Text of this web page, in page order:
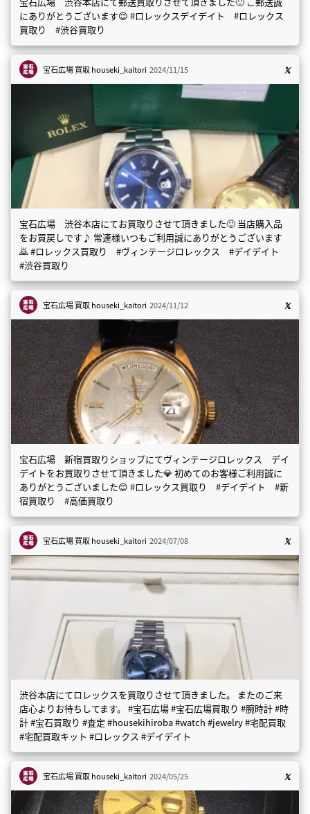
にありがとうございます😊 #ロレックスデイデイト #ロレックス
買取り #渋谷買取り
宝石広場 買取houseki_kaitori 2024/11/15
宝石広場 渋谷本店にてお買取りさせて頂きました🙂 当店購入品
をお買戻しです♪ 常連様いつもご利用誠にありがとうございます
🙇 #ロレックス買取り #ヴィンテージロレックス #デイデイト
#渋谷買取り
宝石広場 買取houseki_kaitori 2024/11/12
宝石広場 新宿買取りショップにてヴィンテージロレックス デイ
デイトをお買取りさせて頂きました💎 初めてのお客様ご利用誠に
ありがとうございました😊 #ロレックス買取り #デイデイト #新
宿買取り #高価買取り
宝石広場 買取houseki_kaitori 2024/07/08
渋谷本店にてロレックスを買取りさせて頂きました。 またのご来
店心よりお待ちしてます。 #宝石広場 #宝石広場買取り #腕時計 #時
計 #宝石買取り #査定 #housekihiroba #watch #jewelry #宅配買取
#宅配買取キット #ロレックス #デイデイト
宝石広場 買取houseki_kaitori 2024/05/25